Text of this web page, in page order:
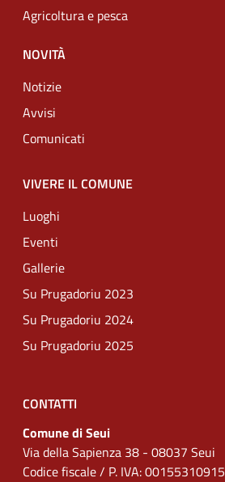
Agricoltura e pesca
NOVITÀ
Notizie
Avvisi
Comunicati
VIVERE IL COMUNE
Luoghi
Eventi
Gallerie
Su Prugadoriu 2023
Su Prugadoriu 2024
Su Prugadoriu 2025
CONTATTI
Comune di Seui
Via della Sapienza 38 - 08037 Seui
Codice fiscale / P. IVA: 00155310915